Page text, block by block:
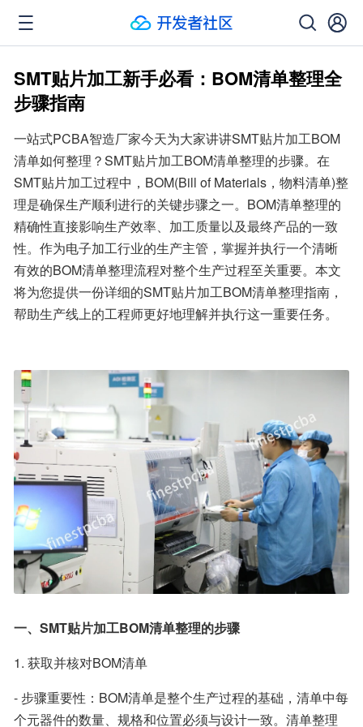
SMT贴片加工新手必看：BOM清单整理全
步骤指南
一站式PCBA智造厂家今天为大家讲讲SMT贴片加工BOM
清单如何整理？SMT贴片加工BOM清单整理的步骤。在
SMT贴片加工过程中，BOM(Bill of Materials，物料清单)整
理是确保生产顺利进行的关键步骤之一。BOM清单整理的
精确性直接影响生产效率、加工质量以及最终产品的一致
性。作为电子加工行业的生产主管，掌握并执行一个清晰
有效的BOM清单整理流程对整个生产过程至关重要。本文
将为您提供一份详细的SMT贴片加工BOM清单整理指南，
帮助生产线上的工程师更好地理解并执行这一重要任务。
一、SMT贴片加工BOM清单整理的步骤
1. 获取并核对BOM清单
- 步骤重要性：BOM清单是整个生产过程的基础，清单中每
个元器件的数量、规格和位置必须与设计一致。清单整理